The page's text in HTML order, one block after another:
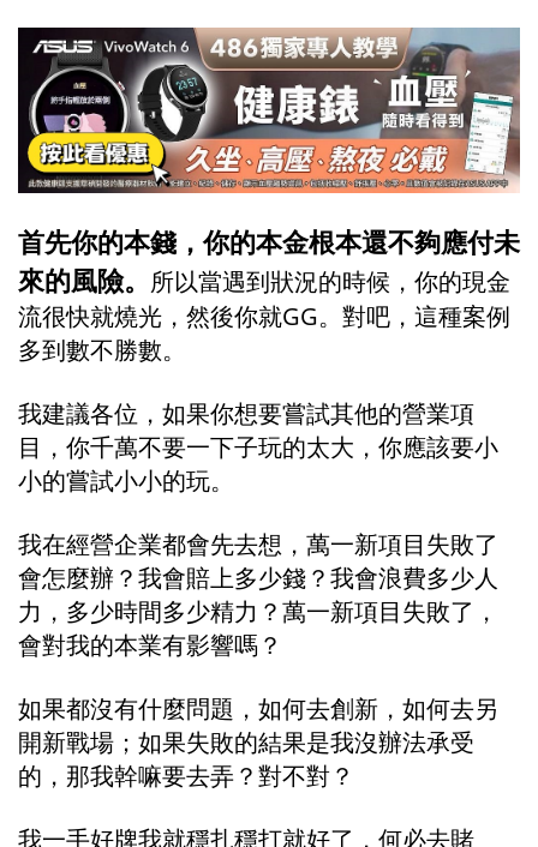
首先你的本錢，你的本金根本還不夠應付未
來的風險。 所以當遇到狀況的時候，你的現金
流很快就燒光，然後你就GG。對吧，這種案例
多到數不勝數。
我建議各位，如果你想要嘗試其他的營業項
目，你千萬不要一下子玩的太大，你應該要小
小的嘗試小小的玩。
我在經營企業都會先去想，萬一新項目失敗了
會怎麼辦？我會賠上多少錢？我會浪費多少人
力，多少時間多少精力？萬一新項目失敗了，
會對我的本業有影響嗎？
如果都沒有什麼問題，如何去創新，如何去另
開新戰場；如果失敗的結果是我沒辦法承受
的，那我幹嘛要去弄？對不對？
我一手好牌我就穩扎穩打就好了，何必去賭